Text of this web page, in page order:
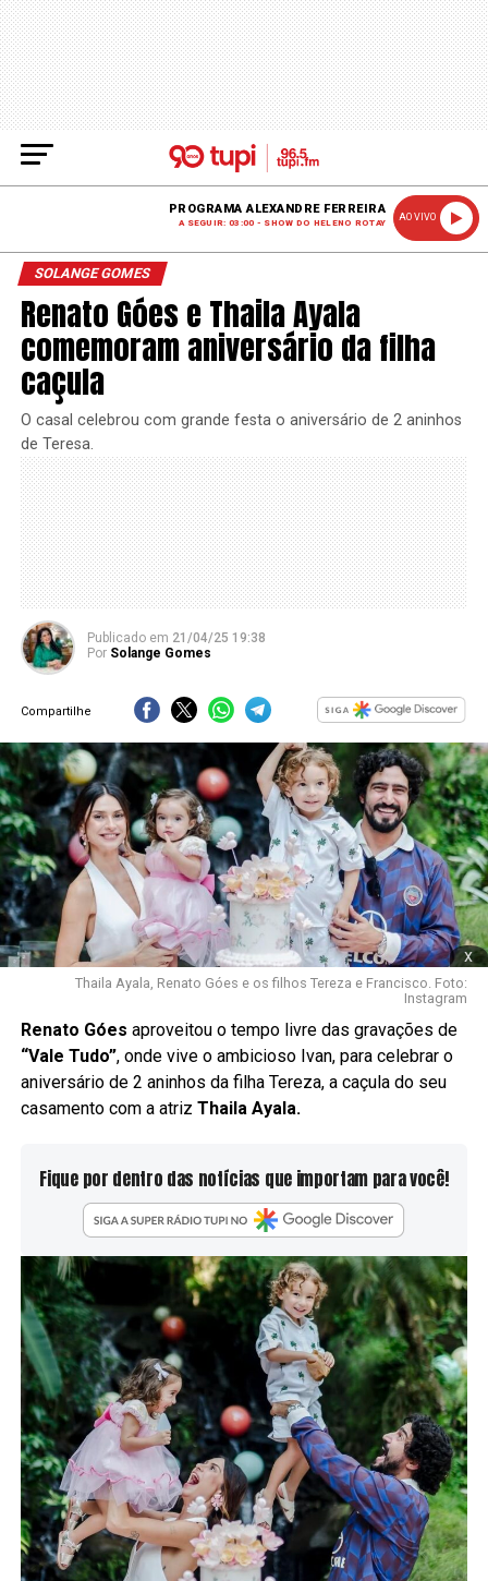
PROGRAMA ALEXANDRE FERREIRA
A SEGUIR: 03:00 - SHOW DO HELENO ROTAY
AO VIVO
SOLANGE GOMES
Renato Góes e Thaila Ayala
comemoram aniversário da filha
caçula
O casal celebrou com grande festa o aniversário de 2 aninhos
de Teresa.
Publicado em 21/04/25 19:38
Por Solange Gomes
Compartilhe
x
Thaila Ayala, Renato Góes e os filhos Tereza e Francisco. Foto:
Instagram
Renato Góes aproveitou o tempo livre das gravações de
“Vale Tudo”, onde vive o ambicioso Ivan, para celebrar o
aniversário de 2 aninhos da filha Tereza, a caçula do seu
casamento com a atriz Thaila Ayala.
Fique por dentro das notícias que importam para você!